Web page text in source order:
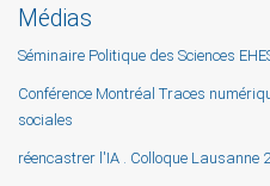
Médias
Séminaire Politique des Sciences
Conférence Montréal Traces
sociales
réencastrer l'IA . Colloque Lausanne